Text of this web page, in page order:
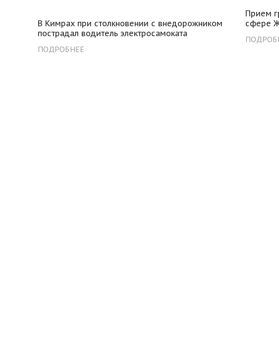
Прием
сфере
В Кимрах при столкновении с внедорожником
пострадал водитель электросамоката
ПОДРОБНЕЕ